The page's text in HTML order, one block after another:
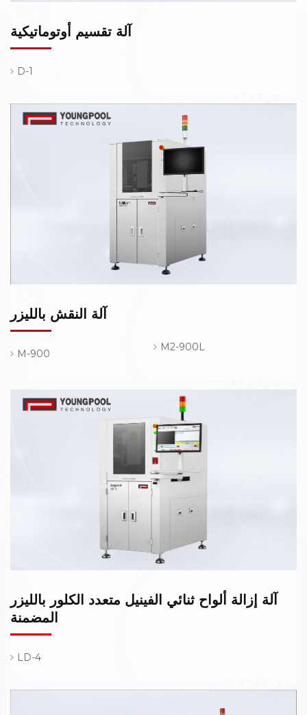
آلة تقسيم أوتوماتيكية
D-1
آلة النقش بالليزر
M-900
M2-900L
آلة إزالة ألواح ثنائي الفينيل متعدد الكلور بالليزر
المضمنة
LD-4